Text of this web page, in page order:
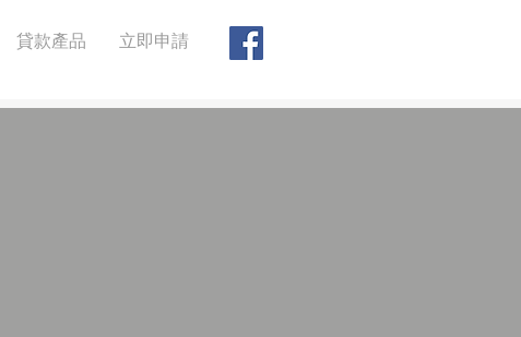
貸款產品 立即申請